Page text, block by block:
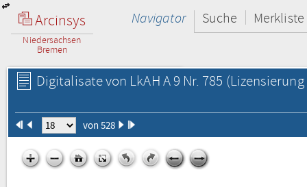
Arcinsys
Niedersachsen
Bremen
Navigator Suche Merkliste
Digitalisate von LkAH A 9 Nr. 785
von 528